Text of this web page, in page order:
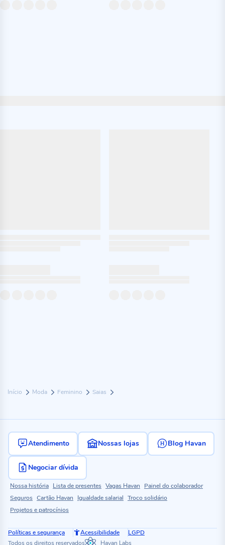
Início Moda Feminino Saias
Atendimento Nossas lojas Blog Havan
Negociar dívida
Nossa história Lista de presentes Vagas Havan
Painel do colaborador
Seguros Cartão Havan Igualdade salarial Troco solidário
Projetos e patrocínios
Políticas e segurança Acessibilidade
LGPD
Todos os direitos reservados
Havan Labs